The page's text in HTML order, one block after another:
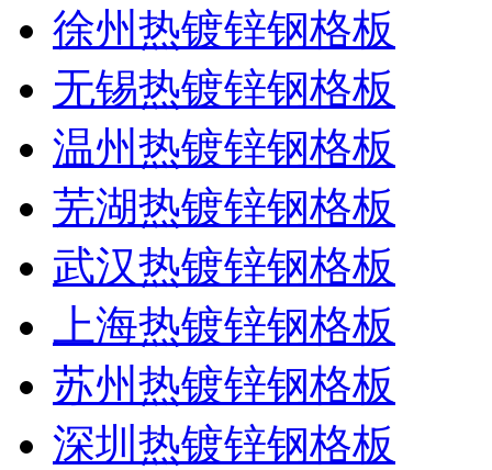
徐州热镀锌钢格板
无锡热镀锌钢格板
温州热镀锌钢格板
芜湖热镀锌钢格板
武汉热镀锌钢格板
上海热镀锌钢格板
苏州热镀锌钢格板
深圳热镀锌钢格板